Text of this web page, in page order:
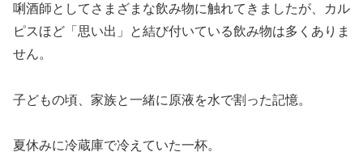
唎酒師としてさまざまな飲み物に触れてきましたが、カル
ピスほど「思い出」と結び付いている飲み物は多くありま
せん。
子どもの頃、家族と一緒に原液を水で割った記憶。
夏休みに冷蔵庫で冷えていた一杯。